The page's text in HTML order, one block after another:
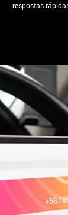
Os
Com o
respostas